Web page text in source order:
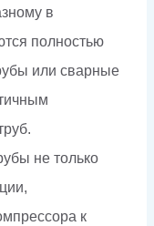
в
полностью
или сварные
не только
к